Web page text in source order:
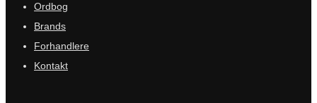
Ordbog
Brands
Forhandlere
Kontakt